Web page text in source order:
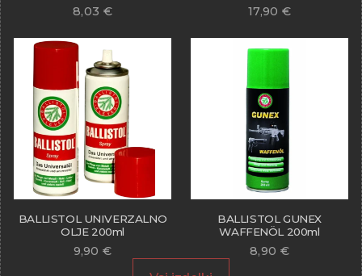
8,03 € 17,90 €
BALLISTOL UNIVERZALNO
OLJE 200ml
9,90€
BALLISTOL GUNEX
WAFFENÖL 200ml
8,90 €